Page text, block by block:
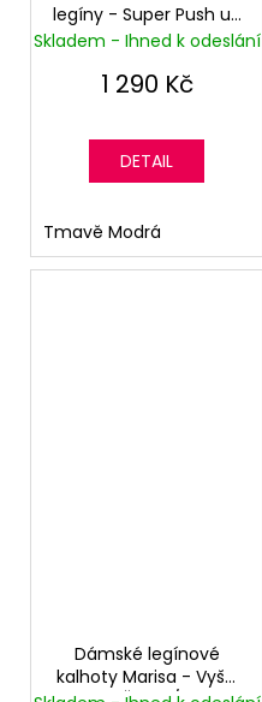
legíny - Super Push up
- Normální pas -
Skladem - Ihned k odeslání
1 290 Kč
DETAIL
Tmavě Modrá
Dámské legínové
kalhoty Marisa - Vyšší